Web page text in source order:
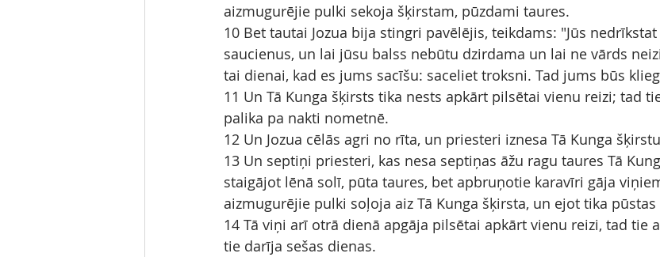
aizmugurējie pulki sekoja šķirstam, pūzdami taures.
10 Bet tautai Jozua bija stingri pavēlējis, teikdams: "Jūs
saucienus, un lai jūsu balss nebūtu dzirdama un lai ne vārds
tai dienai, kad es jums sacīšu: saceliet troksni. Tad jums būs
11 Un Tā Kunga šķirsts tika nests apkārt pilsētai vienu reizi; tad
palika pa nakti nometnē.
12 Un Jozua cēlās agri no rīta, un priesteri iznesa Tā Kunga
13 Un septiņi priesteri, kas nesa septiņas āžu ragu taures Tā
staigājot lēnā solī, pūta taures, bet apbruņotie karavīri gāja
aizmugurējie pulki soļoja aiz Tā Kunga šķirsta, un ejot tika pūstas
14 Tā viņi arī otrā dienā apgāja pilsētai apkārt vienu reizi, tad tie
tie darīja sešas dienas.